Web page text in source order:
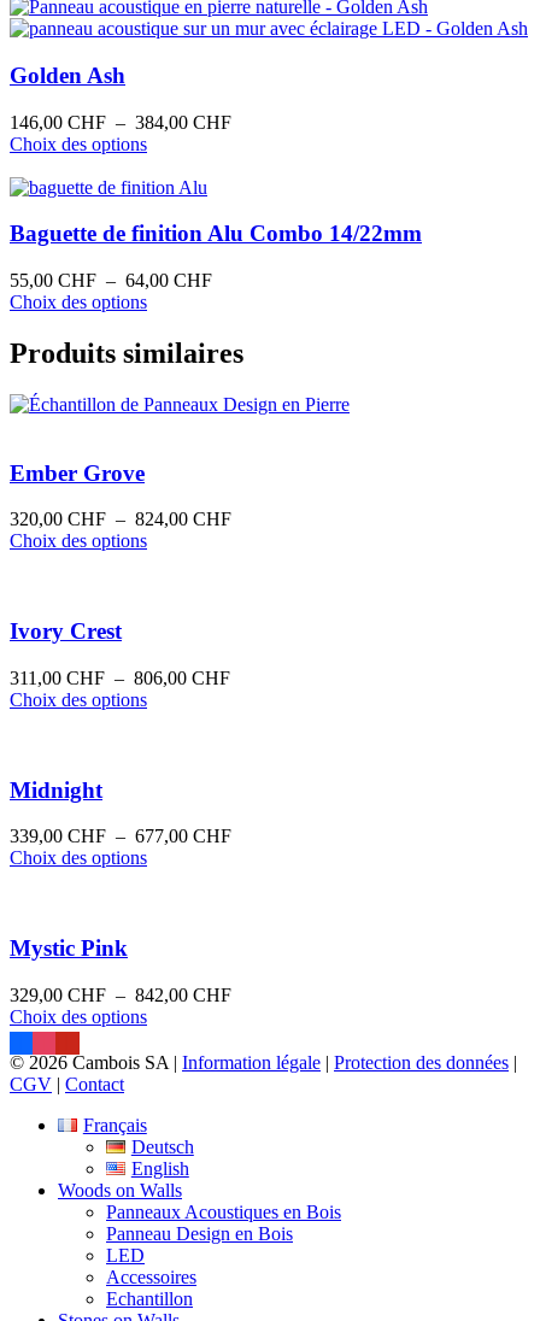
Golden Ash
146,00 CHF – 384,00 CHFPlage
384,00 CHF
Choix des optionsCe
a
variations.
options
peuvent
être
choisies
sur
page
Baguette de finition Alu Combo 14/22mm
55,00 CHF – 64,00 CHFPlage
à
Choix des optionsCe
plusieurs
Les
sur
la
Produits similaires
Ember Grove
320,00 CHF – 824,00 CHFPlage
Choix des optionsCe
options
peuvent
être
produit
Ivory Crest
311,00 CHF – 806,00 CHFPlage
Choix des optionsCe
options
peuvent
être
produit
Midnight
339,00 CHF – 677,00 CHFPlage
Choix des optionsCe
options
peuvent
être
choisies
sur
du
produit
Mystic Pink
329,00 CHF – 842,00 CHFPlage
329,00 CHF
Choix des optionsCe
a
Les
options
peuvent
être
choisies
sur
page
du
© 2026 Cambois SA | Information légale | Protection des données |
CGV | Contact
Français
Deutsch
English
Woods on Walls
Panneaux Acoustiques en Bois
Panneau Design en Bois
LED
Accessoires
Echantillon